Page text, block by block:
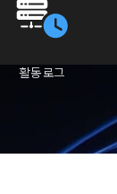
활동 로그